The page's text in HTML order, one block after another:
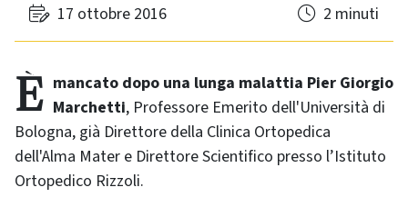
17 ottobre 2016 2 minuti
È mancato dopo una lunga malattia Pier Giorgio Marchetti, Professore Emerito dell'Università di
Bologna, già Direttore della Clinica Ortopedica
dell'Alma Mater e Direttore Scientifico presso l’Istituto
Ortopedico Rizzoli.